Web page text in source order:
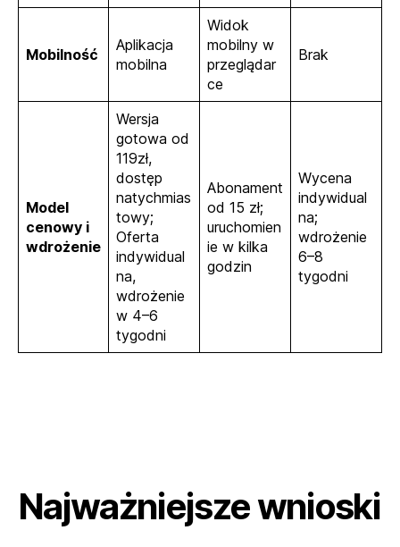
Mobilność
Aplikacja
mobilna
Widok
mobilny w
przeglądar
ce
Brak
Model
cenowy i
wdrożenie
Wersja
gotowa od
119zł,
dostęp
natychmias
towy;
Oferta
indywidual
na,
wdrożenie
w 4–6
tygodni
Abonament
od 15 zł;
uruchomien
ie w kilka
godzin
Wycena
indywidual
na;
wdrożenie
6–8
tygodni
Najważniejsze wnioski